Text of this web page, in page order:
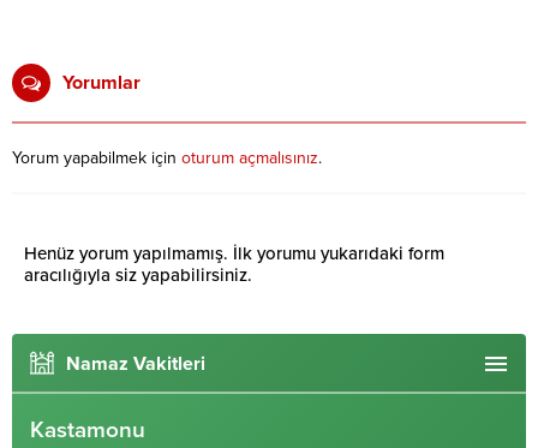
Yorumlar
Yorum yapabilmek için oturum açmalısınız.
Henüz yorum yapılmamış. İlk yorumu yukarıdaki form
aracılığıyla siz yapabilirsiniz.
Namaz Vakitleri
Kastamonu